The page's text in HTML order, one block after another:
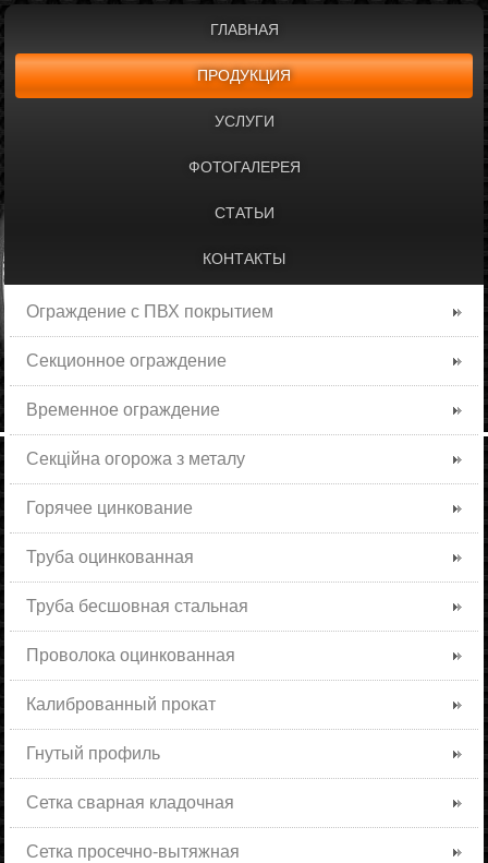
ГЛАВНАЯ
ПРОДУКЦИЯ
УСЛУГИ
ФОТОГАЛЕРЕЯ
СТАТЬИ
КОНТАКТЫ
Ограждение с ПВХ покрытием
Секционное ограждение
Временное ограждение
Секційна огорожа з металу
Горячее цинкование
Труба оцинкованная
Труба бесшовная стальная
Проволока оцинкованная
Калиброванный прокат
Гнутый профиль
Сетка сварная кладочная
Сетка просечно-вытяжная